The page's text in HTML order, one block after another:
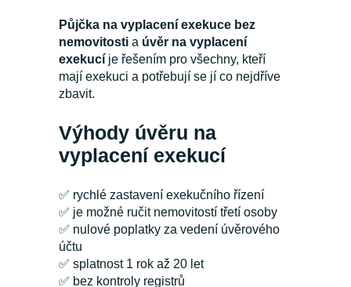
Půjčka na vyplacení exekuce bez
nemovitosti a úvěr na vyplacení
exekucí je řešením pro všechny, kteří
mají exekuci a potřebují se jí co nejdříve
zbavit.
Výhody úvěru na
vyplacení exekucí
✅ rychlé zastavení exekučního řízení
✅ je možné ručit nemovitostí třetí osoby
✅ nulové poplatky za vedení úvěrového
účtu
✅ splatnost 1 rok až 20 let
✅ bez kontroly registrů